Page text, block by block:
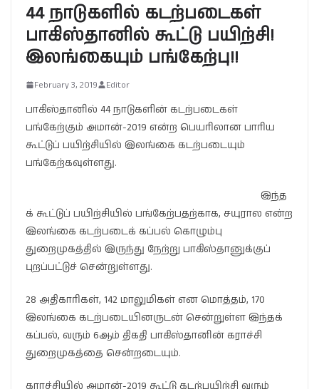
44 நாடுகளில் கடற்படைகள்
பாகிஸ்தானில் கூட்டு பயிற்சி!
இலங்கையும் பங்கேற்பு!!
February 3, 2019 Editor
பாகிஸ்தானில் 44 நாடுகளின் கடற்படைகள்
பங்கேற்கும் அமான்-2019 என்ற பெயரிலான பாரிய
கூட்டுப் பயிற்சியில் இலங்கை கடற்படையும்
பங்கேற்கவுள்ளது.
இந்த
க் கூட்டுப் பயிற்சியில் பங்கேற்பதற்காக, சயுரால என்ற
இலங்கை கடற்படைக் கப்பல் கொழும்பு
துறைமுகத்தில் இருந்து நேற்று பாகிஸ்தானுக்குப்
புறப்பட்டுச் சென்றுள்ளது.
28 அதிகாரிகள், 142 மாலுமிகள் என மொத்தம், 170
இலங்கை கடற்படையினருடன் சென்றுள்ள இந்தக்
கப்பல், வரும் 6ஆம் திகதி பாகிஸ்தானின் கராச்சி
துறைமுகத்தை சென்றடையும்.
கராச்சியில் அமான்-2019 கூட்டு கடற்பயிற்சி வரும்